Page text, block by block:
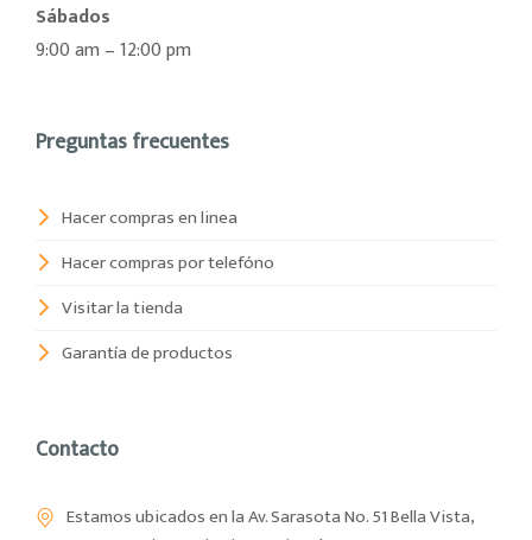
Sábados
9:00 am – 12:00 pm
Preguntas frecuentes
Hacer compras en linea
Hacer compras por telefóno
Visitar la tienda
Garantía de productos
Contacto
Estamos ubicados en la Av. Sarasota No. 51 Bella Vista,